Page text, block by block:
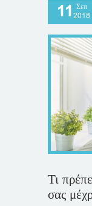
11 Σεπ
2018
Τι
σας